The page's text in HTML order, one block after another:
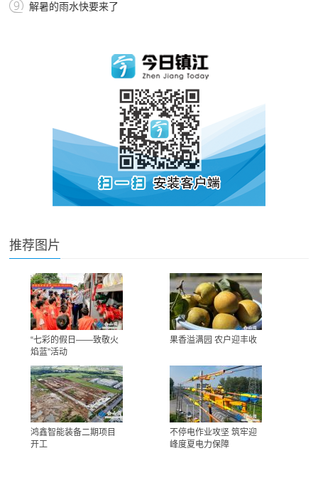
解暑的雨水快要来了
推荐图片
“七彩的假日——致敬火
焰蓝”活动
果香溢满园 农户迎丰收
鸿鑫智能装备二期项目
开工
不停电作业攻坚 筑牢迎
峰度夏电力保障